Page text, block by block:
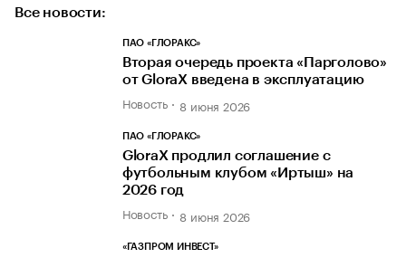
Все новости:
ПАО «ГЛОРАКС»
Вторая очередь проекта «Парголово»
от GloraX введена в эксплуатацию
Новость 8 июня 2026
ПАО «ГЛОРАКС»
GloraX продлил соглашение с
футбольным клубом «Иртыш» на
2026 год
Новость 8 июня 2026
«ГАЗПРОМ ИНВЕСТ»